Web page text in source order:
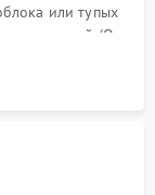
или тупых
(O-
устранения